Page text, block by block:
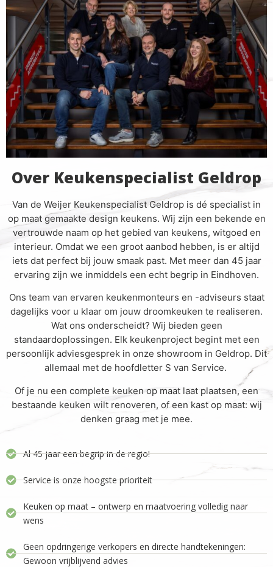
Over Keukenspecialist Geldrop
Van de Weijer Keukenspecialist Geldrop is dé specialist in
op maat gemaakte design keukens. Wij zijn een bekende en
vertrouwde naam op het gebied van keukens, witgoed en
interieur. Omdat we een groot aanbod hebben, is er altijd
iets dat perfect bij jouw smaak past. Met meer dan 45 jaar
ervaring zijn we inmiddels een echt begrip in Eindhoven.
Ons team van ervaren keukenmonteurs en -adviseurs staat
dagelijks voor u klaar om jouw droomkeuken te realiseren.
Wat ons onderscheidt? Wij bieden geen
standaardoplossingen. Elk keukenproject begint met een
persoonlijk adviesgesprek in onze showroom in Geldrop. Dit
allemaal met de hoofdletter S van Service.
Of je nu een complete keuken op maat laat plaatsen, een
bestaande keuken wilt renoveren, of een kast op maat: wij
denken graag met je mee.
Al 45 jaar een begrip in de regio!
Service is onze hoogste prioriteit
Keuken op maat – ontwerp en maatvoering volledig naar
wens
Geen opdringerige verkopers en directe handtekeningen:
Gewoon vrijblijvend advies